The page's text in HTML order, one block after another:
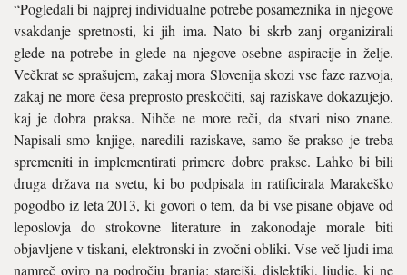
“Pogledali bi najprej individual­ne potrebe posameznika in nje­gove
vsakdanje spretnosti, ki jih ima. Nato bi skrb zanj organizi­rali
glede na potrebe in glede na njegove osebne aspiracije in želje.
Večkrat se sprašujem, zakaj mora Slovenija skozi vse faze razvoja,
zakaj ne more česa preprosto pre­skočiti, saj raziskave dokazujejo,
kaj je dobra praksa. Nihče ne more reči, da stvari niso znane.
Napisali smo knjige, naredili raziskave, samo še prakso je treba
spre­meniti in implementirati primere dobre prakse. Lahko bi bili
druga država na svetu, ki bo podpisala in ratificirala Marakeško
pogodbo iz leta 2013, ki govori o tem, da bi vse pisane objave od
leposlovja do strokovne literature in zakonoda­je morale biti
objavljene v tiskani, elektronski in zvočni obliki. Vse več ljudi ima
namreč oviro na po­dročju branja: starejši, dislektiki, ljudje, ki ne